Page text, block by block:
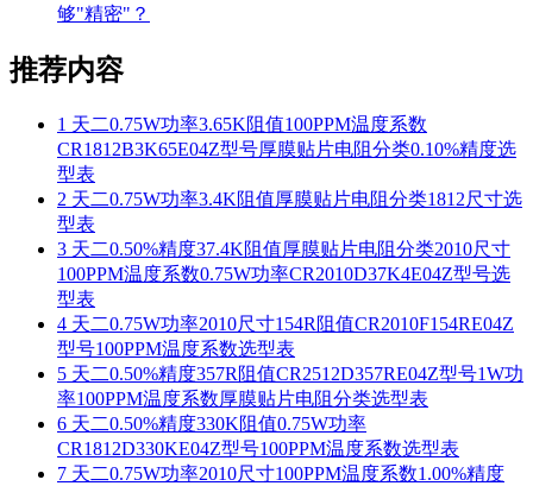
够"精密"？
推荐内容
1 天二0.75W功率3.65K阻值100PPM温度系数
CR1812B3K65E04Z型号厚膜贴片电阻分类0.10%精度选
型表
2 天二0.75W功率3.4K阻值厚膜贴片电阻分类1812尺寸选
型表
3 天二0.50%精度37.4K阻值厚膜贴片电阻分类2010尺寸
100PPM温度系数0.75W功率CR2010D37K4E04Z型号选
型表
4 天二0.75W功率2010尺寸154R阻值CR2010F154RE04Z
型号100PPM温度系数选型表
5 天二0.50%精度357R阻值CR2512D357RE04Z型号1W功
率100PPM温度系数厚膜贴片电阻分类选型表
6 天二0.50%精度330K阻值0.75W功率
CR1812D330KE04Z型号100PPM温度系数选型表
7 天二0.75W功率2010尺寸100PPM温度系数1.00%精度